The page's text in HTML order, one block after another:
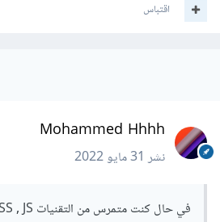
اقتباس
Mohammed Hhhh
نشر31 مايو 2022